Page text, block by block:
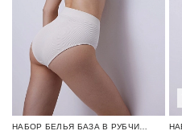
НАБОР БЕЛЬЯ БАЗА В РУБЧИК / RIBBED BASE